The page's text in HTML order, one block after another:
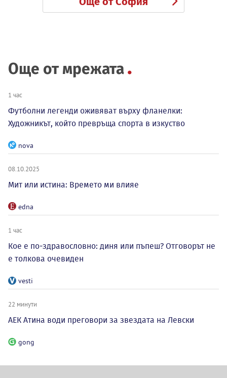
Още от мрежата
1 час
Футболни легенди оживяват върху фланелки:
Художникът, който превръща спорта в изкуство
nova
08.10.2025
Мит или истина: Времето ми влияе
edna
1 час
Кое е по-здравословно: диня или пъпеш? Отговорът не
е толкова очевиден
vesti
22 минути
АЕК Атина води преговори за звездата на Левски
gong